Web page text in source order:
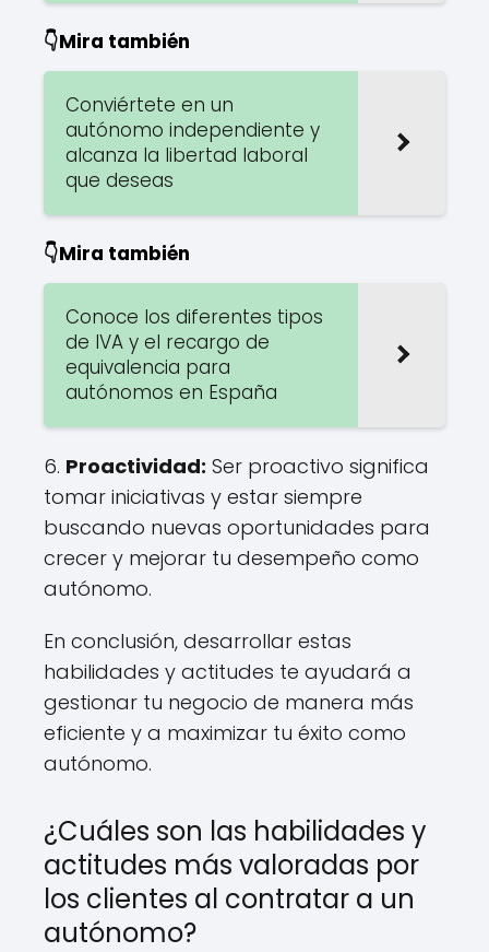
👇Mira también
Conviértete en un
autónomo independiente y
alcanza la libertad laboral
que deseas
👇Mira también
Conoce los diferentes tipos
de IVA y el recargo de
equivalencia para
autónomos en España
6. Proactividad: Ser proactivo significa
tomar iniciativas y estar siempre
buscando nuevas oportunidades para
crecer y mejorar tu desempeño como
autónomo.
En conclusión, desarrollar estas
habilidades y actitudes te ayudará a
gestionar tu negocio de manera más
eficiente y a maximizar tu éxito como
autónomo.
¿Cuáles son las habilidades y
actitudes más valoradas por
los clientes al contratar a un
autónomo?